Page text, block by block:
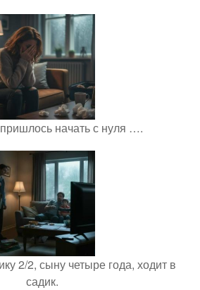
начать с нуля ….
2/2, сыну четыре года, ходит в
садик.